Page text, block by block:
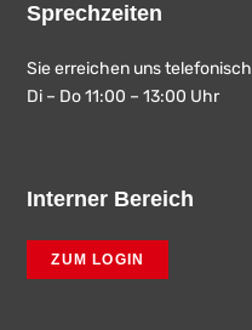
Sprechzeiten
Sie erreichen uns telefonisch
Di – Do 11:00 – 13:00 Uhr
Interner Bereich
ZUM LOGIN